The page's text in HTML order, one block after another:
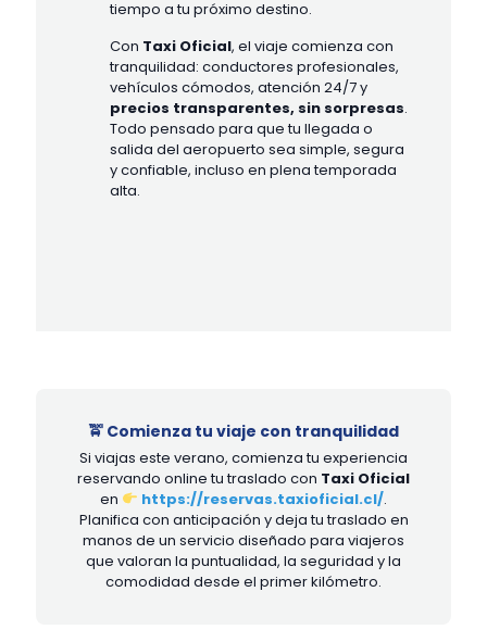
tiempo a tu próximo destino.
Con Taxi Oficial, el viaje comienza con
tranquilidad: conductores profesionales,
vehículos cómodos, atención 24/7 y
precios transparentes, sin sorpresas.
Todo pensado para que tu llegada o
salida del aeropuerto sea simple, segura
y confiable, incluso en plena temporada
alta.
🚖 Comienza tu viaje con tranquilidad
Si viajas este verano, comienza tu experiencia
reservando online tu traslado con Taxi Oficial
en
https://reservas.taxioficial.cl/.
Planifica con anticipación y deja tu traslado en
manos de un servicio diseñado para viajeros
que valoran la puntualidad, la seguridad y la
comodidad desde el primer kilómetro.